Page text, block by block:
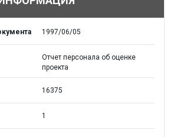
1997/06/05
Отчет персонала об оценке
проекта
16375
1